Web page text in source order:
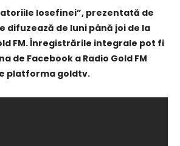
Iosefinei”, prezentată de
difuzează de luni până joi de la
FM. Înregistrările integrale pot fi
de Facebook a Radio Gold FM
platforma goldtv.